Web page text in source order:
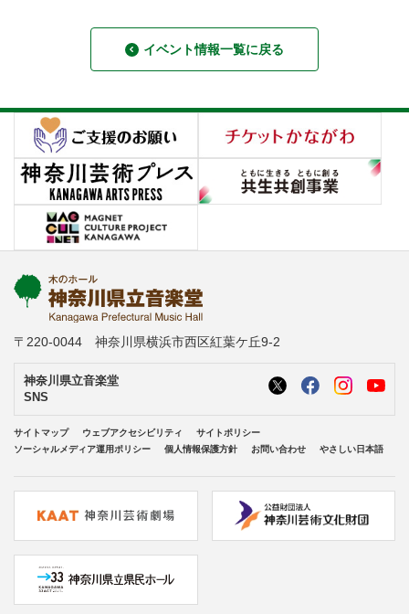
イベント情報一覧に戻る
〒220-0044 神奈川県横浜市西区紅葉ケ丘9-2
神奈川県立音楽堂
SNS
サイトマップ ウェブアクセシビリティ
サイトポリシー
ソーシャルメディア運用ポリシー
個人情報保護方針 お問い合わせ やさしい日本語